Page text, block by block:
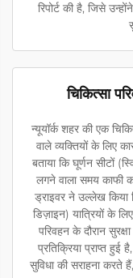
रिपोर्ट की है, जिसे
चिकित्सा
न्यूयॉर्क शहर की एक
वाले व्यक्तियों के लिए
बताया कि घूर्णन सीटों
लगने वाला समय काफी
ड्राइवर ने उल्लेख किया
डिज़ाइन) यात्रियों के
परिवहन के दौरान
प्रतिक्रिया प्राप्त हुई
सुविधा की सराहना करते